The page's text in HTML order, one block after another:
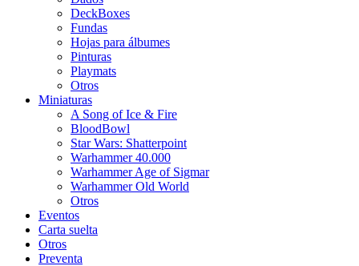
DeckBoxes
Fundas
Hojas para álbumes
Pinturas
Playmats
Otros
Miniaturas
A Song of Ice & Fire
BloodBowl
Star Wars: Shatterpoint
Warhammer 40.000
Warhammer Age of Sigmar
Warhammer Old World
Otros
Eventos
Carta suelta
Otros
Preventa